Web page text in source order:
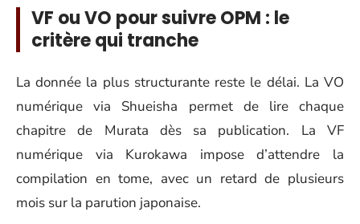
VF ou VO pour suivre OPM : le
critère qui tranche
La donnée la plus structurante reste le délai. La VO
numérique via Shueisha permet de lire chaque
chapitre de Murata dès sa publication. La VF
numérique via Kurokawa impose d’attendre la
compilation en tome, avec un retard de plusieurs
mois sur la parution japonaise.